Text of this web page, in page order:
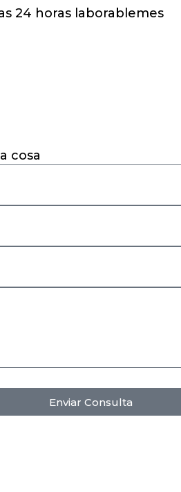
24 horas laborablemes
cosa
Enviar Consulta